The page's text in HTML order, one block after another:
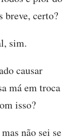
breve, certo?
sim.
causar
má em troca
isso?
não sei se